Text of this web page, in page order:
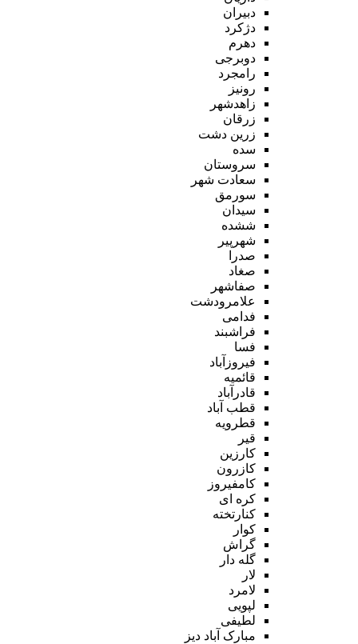
دبیران
دژکرد
دهرم
دوبرجی
رامجرد
رونیز
زاهدشهر
زرقان
زرین دشت
سده
سروستان
سعادت شهر
سورمق
سیدان
ششده
شهرپیر
صدرا
صغاد
صفاشهر
علامرودشت
فدامی
فراشبند
فسا
فیروزآباد
قائمیه
قادرآباد
قطب آباد
قطرویه
قیر
کارزین
کازرون
کامفیروز
کره ای
کنارتخته
کوار
گراش
گله دار
لار
لامرد
لپویی
لطیفی
مبارک آباد دیز